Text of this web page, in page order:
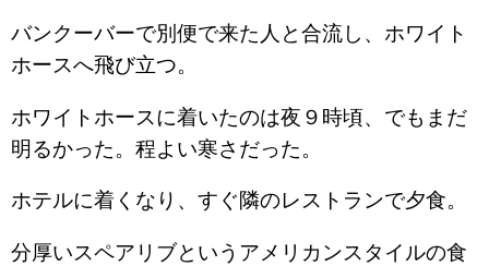
バンクーバーで別便で来た人と合流し、ホワイト
ホースへ飛び立つ。
ホワイトホースに着いたのは夜９時頃、でもまだ
明るかった。程よい寒さだった。
ホテルに着くなり、すぐ隣のレストランで夕食。
分厚いスペアリブというアメリカンスタイルの食